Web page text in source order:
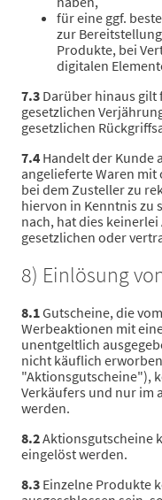
für eine ggf.
zur
Produkte, bei
digitalen
7.3 Darüber hinaus gilt
gesetzlichen
gesetzlichen
7.4 Handelt der Kunde
angelieferte Waren
bei dem Zusteller zu
hiervon in Kenntnis zu
nach, hat dies
gesetzlichen oder
8) Einlösung
8.1Gutscheine, die
Werbeaktionen mit
unentgeltlich
nicht käuflich
"Aktionsgutscheine"),
Verkäufers und nur im
werden.
8.2Aktionsgutscheine
eingelöst werden.
8.3 Einzelne Produkte